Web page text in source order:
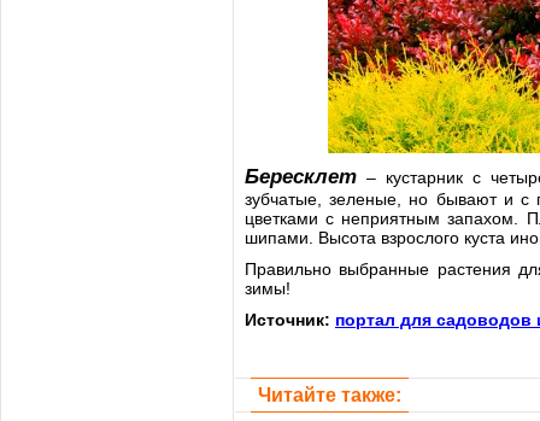
Бересклет – кустарник с
зубчатые, зеленые, но бывают и с
цветками с неприятным запахом.
шипами. Высота взрослого куста
Правильно выбранные растения
зимы!
Источник: портал для садоводов
Читайте также: